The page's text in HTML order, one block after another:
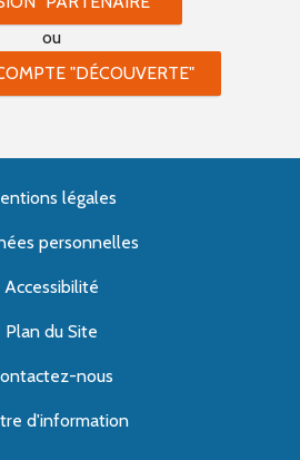
ou
"DÉCOUVERTE"
légales
personnelles
Accessibilité
Plan du Site
nous
d'information